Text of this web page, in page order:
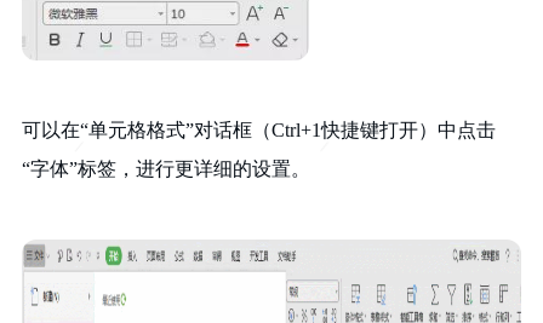
可以在“单元格格式”对话框（Ctrl+1快捷键打开）中点击
“字体”标签，进行更详细的设置。